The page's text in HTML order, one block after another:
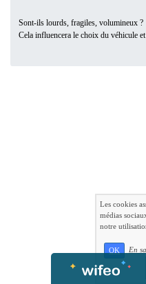
Sont-ils lourds, fragiles, volumineux ?
Cela influencera le choix du véhicule
Les cookies
médias
notre
OK En